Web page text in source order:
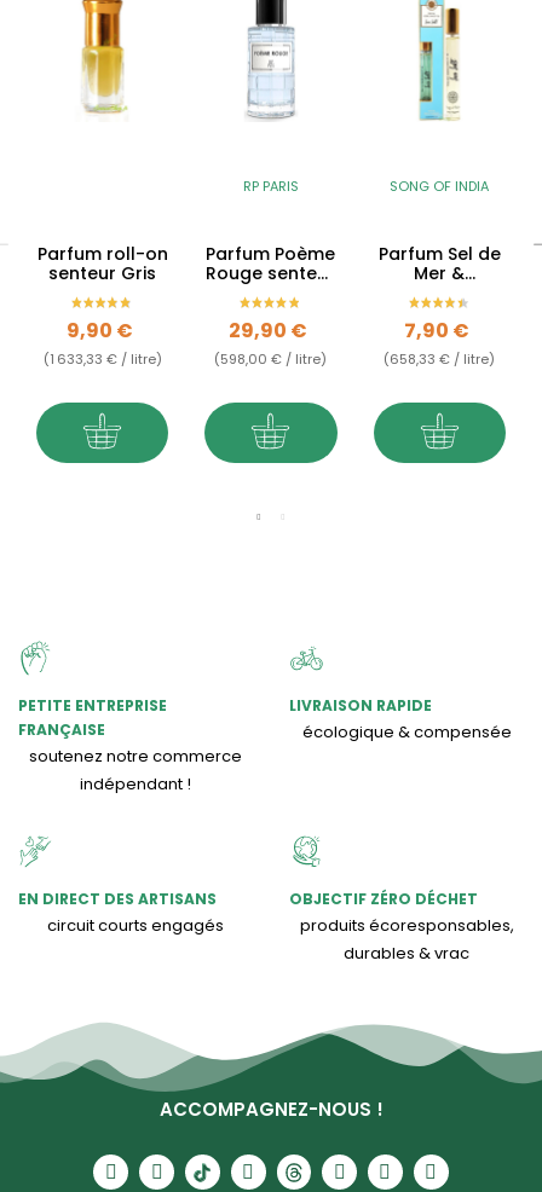
Parfum roll-on
senteur Gris
Prix
9,90 €
(1 633,33 € / litre)
RP PARIS
Parfum Poème
Rouge senteur
Gris - 50ml -
RP Paris
Prix
29,90 €
(598,00 € / litre)
SONG OF INDIA
Parfum Sel de
Mer &
Bergamote -
12ml
Prix
7,90 €
(658,33 € / litre)
PETITE ENTREPRISE
FRANÇAISE
soutenez notre commerce
indépendant !
LIVRAISON RAPIDE
écologique & compensée
EN DIRECT DES ARTISANS
circuit courts engagés
OBJECTIF ZÉRO DÉCHET
produits écoresponsables,
durables & vrac
ACCOMPAGNEZ-NOUS !